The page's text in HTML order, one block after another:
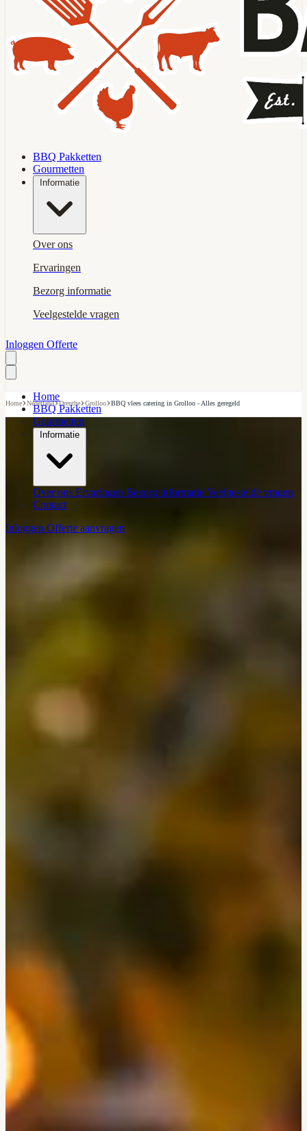
BBQ Pakketten
Gourmetten
Informatie
Over ons
Ervaringen
Bezorg informatie
Veelgestelde vragen
Inloggen Offerte
Home
BBQ Pakketten
Gourmetten
Informatie
Over ons Ervaringen Bezorg informatie Veelgestelde vragen
Contact
Inloggen Offerte aanvragen
Home›Nederland›Drenthe›Grolloo›BBQ vlees catering in Grolloo - Alles geregeld